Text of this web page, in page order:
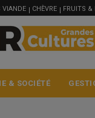
VIANDE CHÈVRE FRUITS &
& SOCIÉTÉ